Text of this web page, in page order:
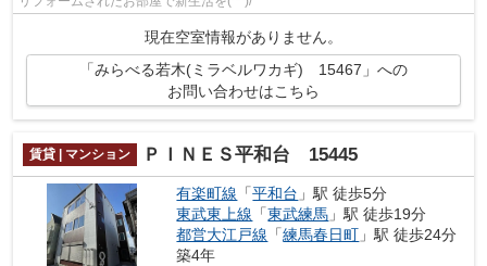
現在空室情報がありません。
「みらべる若木(ミラベルワカギ) 15467」への
お問い合わせはこちら
賃貸 | マンション ＰＩＮＥＳ平和台 15445
有楽町線 「平和台 」駅 徒歩5分
東武東上線 「東武練馬 」駅 徒歩19分
都営大江戸線 「練馬春日町 」駅 徒歩24分
築4年